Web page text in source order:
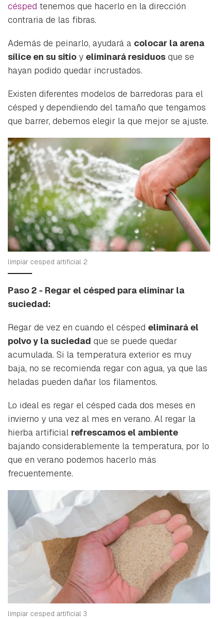
césped tenemos que hacerlo en la dirección
contraria de las fibras.
Además de peinarlo, ayudará a colocar la arena
sílice en su sitio y eliminará residuos que se
hayan podido quedar incrustados.
Existen diferentes modelos de barredoras para el
césped y dependiendo del tamaño que tengamos
que barrer, debemos elegir la que mejor se ajuste.
limpiar cesped artificial 2
Paso 2 - Regar el césped para eliminar la
suciedad:
Regar de vez en cuando el césped eliminará el
polvo y la suciedad que se puede quedar
acumulada. Si la temperatura exterior es muy
baja, no se recomienda regar con agua, ya que las
heladas pueden dañar los filamentos.
Lo ideal es regar el césped cada dos meses en
invierno y una vez al mes en verano. Al regar la
hierba artificial refrescamos el ambiente
bajando considerablemente la temperatura, por lo
que en verano podemos hacerlo más
frecuentemente.
limpiar cesped artificial 3